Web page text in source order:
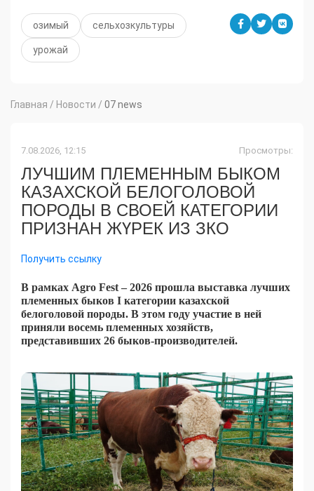
озимый сельхозкультуры
урожай
Главная / Новости / 07 news
7.08.2026, 12:15 Просмотры:
ЛУЧШИМ ПЛЕМЕННЫМ БЫКОМ
КАЗАХСКОЙ БЕЛОГОЛОВОЙ
ПОРОДЫ В СВОЕЙ КАТЕГОРИИ
ПРИЗНАН ЖҮРЕК ИЗ ЗКО
Получить ссылку
В рамках Agro Fest – 2026 прошла выставка лучших
племенных быков I категории казахской
белоголовой породы. В этом году участие в ней
приняли восемь племенных хозяйств,
представивших 26 быков-производителей.